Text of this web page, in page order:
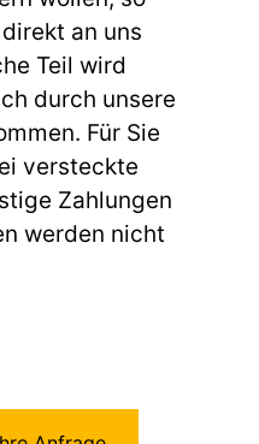
an uns
Teil wird
durch unsere
Für Sie
versteckte
Zahlungen
werden nicht